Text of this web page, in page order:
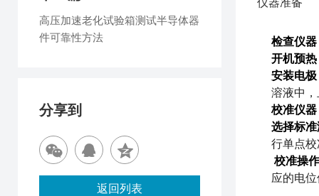
仪器准备
检查仪器
开机预热
安装电极
溶液中
校准仪器
选择标
行单点
校准操作
应的电
高压加速老化试验箱测试半导体器
件可靠性方法
分享到
返回列表